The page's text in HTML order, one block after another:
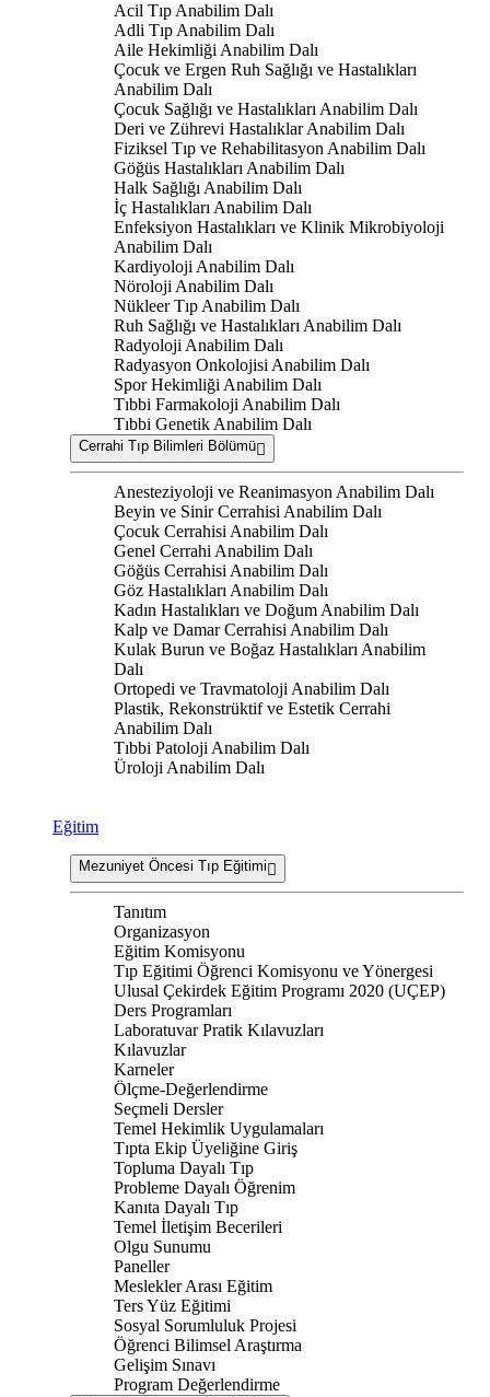
Acil Tıp Anabilim Dalı
Adli Tıp Anabilim Dalı
Aile Hekimliği Anabilim Dalı
Çocuk ve Ergen Ruh Sağlığı ve Hastalıkları
Anabilim Dalı
Çocuk Sağlığı ve Hastalıkları Anabilim Dalı
Deri ve Zührevi Hastalıklar Anabilim Dalı
Fiziksel Tıp ve Rehabilitasyon Anabilim Dalı
Göğüs Hastalıkları Anabilim Dalı
Halk Sağlığı Anabilim Dalı
İç Hastalıkları Anabilim Dalı
Enfeksiyon Hastalıkları ve Klinik Mikrobiyoloji
Anabilim Dalı
Kardiyoloji Anabilim Dalı
Nöroloji Anabilim Dalı
Nükleer Tıp Anabilim Dalı
Ruh Sağlığı ve Hastalıkları Anabilim Dalı
Radyoloji Anabilim Dalı
Radyasyon Onkolojisi Anabilim Dalı
Spor Hekimliği Anabilim Dalı
Tıbbi Farmakoloji Anabilim Dalı
Tıbbi Genetik Anabilim Dalı
Cerrahi Tıp Bilimleri Bölümü
Anesteziyoloji ve Reanimasyon Anabilim Dalı
Beyin ve Sinir Cerrahisi Anabilim Dalı
Çocuk Cerrahisi Anabilim Dalı
Genel Cerrahi Anabilim Dalı
Göğüs Cerrahisi Anabilim Dalı
Göz Hastalıkları Anabilim Dalı
Kadın Hastalıkları ve Doğum Anabilim Dalı
Kalp ve Damar Cerrahisi Anabilim Dalı
Kulak Burun ve Boğaz Hastalıkları Anabilim
Dalı
Ortopedi ve Travmatoloji Anabilim Dalı
Plastik, Rekonstrüktif ve Estetik Cerrahi
Anabilim Dalı
Tıbbi Patoloji Anabilim Dalı
Üroloji Anabilim Dalı
Eğitim
Mezuniyet Öncesi Tıp Eğitimi
Tanıtım
Organizasyon
Eğitim Komisyonu
Tıp Eğitimi Öğrenci Komisyonu ve Yönergesi
Ulusal Çekirdek Eğitim Programı 2020 (UÇEP)
Ders Programları
Laboratuvar Pratik Kılavuzları
Kılavuzlar
Karneler
Ölçme-Değerlendirme
Seçmeli Dersler
Temel Hekimlik Uygulamaları
Tıpta Ekip Üyeliğine Giriş
Topluma Dayalı Tıp
Probleme Dayalı Öğrenim
Kanıta Dayalı Tıp
Temel İletişim Becerileri
Olgu Sunumu
Paneller
Meslekler Arası Eğitim
Ters Yüz Eğitimi
Sosyal Sorumluluk Projesi
Öğrenci Bilimsel Araştırma
Gelişim Sınavı
Program Değerlendirme